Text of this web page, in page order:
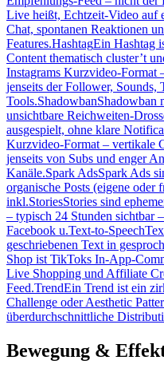
Live heißt, Echtzeit-Video auf
Chat, spontanen Reaktionen
Features.HashtagEin Hashtag
Content thematisch cluster’t
Instagrams Kurzvideo-
jenseits der Follower, Sounds,
Tools.ShadowbanShadowban
unsichtbare Reichweiten-
ausgespielt, ohne klare
Kurzvideo-Format – vertikale
jenseits von Subs und enger
Kanäle.Spark AdsSpark Ads
organische Posts (eigene oder
inkl.StoriesStories sind
– typisch 24 Stunden sichtbar
Facebook u.Text-to-Speech
geschriebenen Text in
Shop ist TikToks In-App-
Live Shopping und Affiliate
Feed.TrendEin Trend ist ein
Challenge oder Aesthetic
überdurchschnittliche
Bewegung &